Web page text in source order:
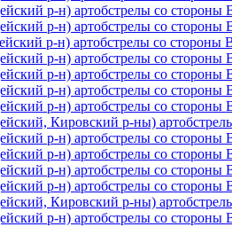
р-н) артобстрелы со
р-н) артобстрелы со
р-н) артобстрелы со стороны
р-н) артобстрелы со
р-н) артобстрелы со
р-н) артобстрелы со
р-н) артобстрелы со
Кировский р-ны)
р-н) артобстрелы со
р-н) артобстрелы со
р-н) артобстрелы со
р-н) артобстрелы со
Кировский р-ны)
р-н) артобстрелы со